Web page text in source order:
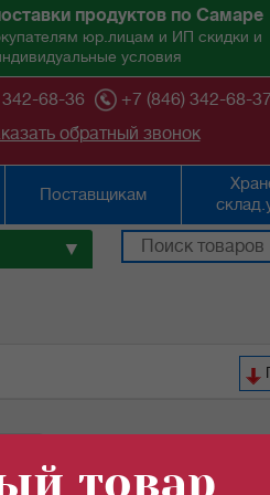
продуктов по Самаре
юр.лицам и ИП скидки и
условия
342-68-36
+7 (846) 342-68-37
обратный звонок
Поставщикам
▼